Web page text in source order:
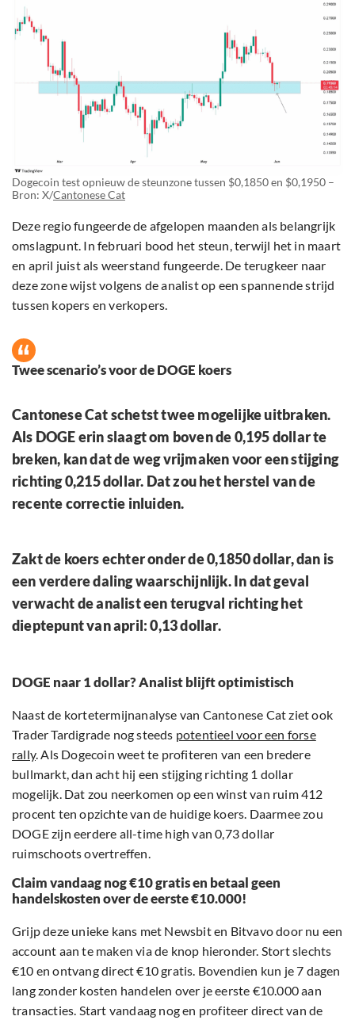
Dogecoin test opnieuw de steunzone tussen $0,1850 en $0,1950 –
Bron: X/Cantonese Cat
Deze regio fungeerde de afgelopen maanden als belangrijk
omslagpunt. In februari bood het steun, terwijl het in maart
en april juist als weerstand fungeerde. De terugkeer naar
deze zone wijst volgens de analist op een spannende strijd
tussen kopers en verkopers.
Twee scenario’s voor de DOGE koers
Cantonese Cat schetst twee mogelijke uitbraken.
Als DOGE erin slaagt om boven de 0,195 dollar te
breken, kan dat de weg vrijmaken voor een stijging
richting 0,215 dollar. Dat zou het herstel van de
recente correctie inluiden.
Zakt de koers echter onder de 0,1850 dollar, dan is
een verdere daling waarschijnlijk. In dat geval
verwacht de analist een terugval richting het
dieptepunt van april: 0,13 dollar.
DOGE naar 1 dollar? Analist blijft optimistisch
Naast de kortetermijnanalyse van Cantonese Cat ziet ook
Trader Tardigrade nog steeds potentieel voor een forse
rally. Als Dogecoin weet te profiteren van een bredere
bullmarkt, dan acht hij een stijging richting 1 dollar
mogelijk. Dat zou neerkomen op een winst van ruim 412
procent ten opzichte van de huidige koers. Daarmee zou
DOGE zijn eerdere all-time high van 0,73 dollar
ruimschoots overtreffen.
Claim vandaag nog €10 gratis en betaal geen
handelskosten over de eerste €10.000!
Grijp deze unieke kans met Newsbit en Bitvavo door nu een
account aan te maken via de knop hieronder. Stort slechts
€10 en ontvang direct €10 gratis. Bovendien kun je 7 dagen
lang zonder kosten handelen over je eerste €10.000 aan
transacties. Start vandaag nog en profiteer direct van de